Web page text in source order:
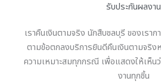
รับประกันผลงาน
เราคืนเงินตามจริง นักสืบชลบุรี ของเรา
ตามข้อตกลงบริการยินดีคืนเงินตามจริง
ความเหมาะสมทุกกรณี เพื่อแสดงให้เห็น
งานทุกชิ้น